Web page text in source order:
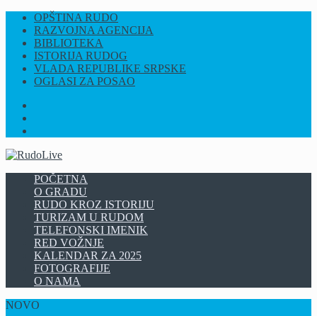
OPŠTINA RUDO
RAZVOJNA AGENCIJA
BIBLIOTEKA
ISTORIJA RUDOG
VLADA REPUBLIKE SRPSKE
OGLASI ZA POSAO
POČETNA
O GRADU
RUDO KROZ ISTORIJU
TURIZAM U RUDOM
TELEFONSKI IMENIK
RED VOŽNJE
KALENDAR ZA 2025
FOTOGRAFIJE
O NAMA
NOVO